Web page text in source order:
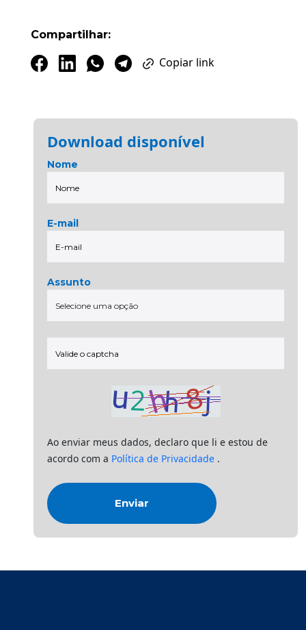
Compartilhar:
Copiar link
Download disponível
Nome
E-mail
Assunto
Ao enviar meus dados, declaro que li e estou de
acordo com a Política de Privacidade .
Enviar